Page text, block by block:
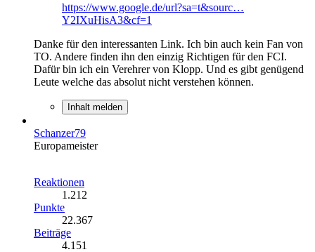
https://www.google.de/url?sa=t&sourc…
Y2IXuHisA3&cf=1
Danke für den interessanten Link. Ich bin auch kein Fan von
TO. Andere finden ihn den einzig Richtigen für den FCI.
Dafür bin ich ein Verehrer von Klopp. Und es gibt genügend
Leute welche das absolut nicht verstehen können.
Inhalt melden
Schanzer79
Europameister
Reaktionen
1.212
Punkte
22.367
Beiträge
4.151